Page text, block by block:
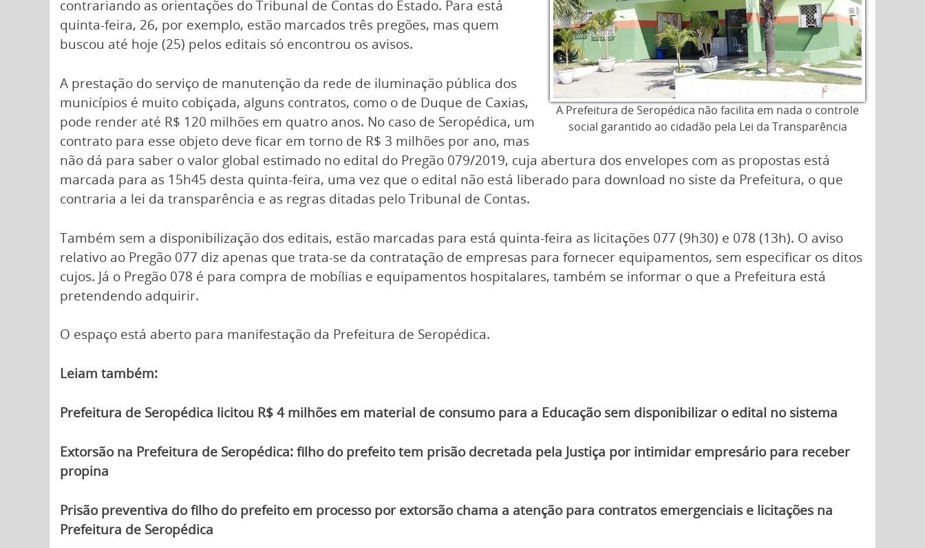
A Prefeitura de Seropédica não facilita em nada o controle
social garantido ao cidadão pela Lei da Transparência
contrariando as orientações do Tribunal de Contas do Estado. Para está
quinta-feira, 26, por exemplo, estão marcados três pregões, mas quem
buscou até hoje (25) pelos editais só encontrou os avisos.
A prestação do serviço de manutenção da rede de iluminação pública dos
municípios é muito cobiçada, alguns contratos, como o de Duque de Caxias,
pode render até R$ 120 milhões em quatro anos. No caso de Seropédica, um
contrato para esse objeto deve ficar em torno de R$ 3 milhões por ano, mas
não dá para saber o valor global estimado no edital do Pregão 079/2019, cuja abertura dos envelopes com as propostas está
marcada para as 15h45 desta quinta-feira, uma vez que o edital não está liberado para download no siste da Prefeitura, o que
contraria a lei da transparência e as regras ditadas pelo Tribunal de Contas.
Também sem a disponibilização dos editais, estão marcadas para está quinta-feira as licitações 077 (9h30) e 078 (13h). O aviso
relativo ao Pregão 077 diz apenas que trata-se da contratação de empresas para fornecer equipamentos, sem especificar os ditos
cujos. Já o Pregão 078 é para compra de mobílias e equipamentos hospitalares, também se informar o que a Prefeitura está
pretendendo adquirir.
O espaço está aberto para manifestação da Prefeitura de Seropédica.
Leiam também:
Prefeitura de Seropédica licitou R$ 4 milhões em material de consumo para a Educação sem disponibilizar o edital no sistema
Extorsão na Prefeitura de Seropédica: filho do prefeito tem prisão decretada pela Justiça por intimidar empresário para receber
propina
Prisão preventiva do filho do prefeito em processo por extorsão chama a atenção para contratos emergenciais e licitações na
Prefeitura de Seropédica